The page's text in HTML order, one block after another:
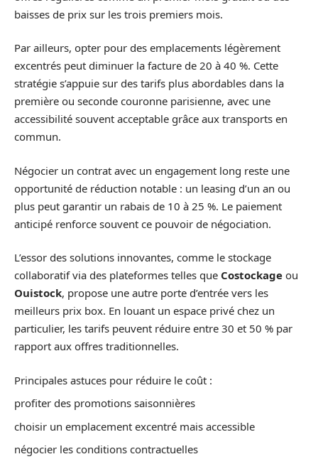
baisses de prix sur les trois premiers mois.
Par ailleurs, opter pour des emplacements légèrement
excentrés peut diminuer la facture de 20 à 40 %. Cette
stratégie s’appuie sur des tarifs plus abordables dans la
première ou seconde couronne parisienne, avec une
accessibilité souvent acceptable grâce aux transports en
commun.
Négocier un contrat avec un engagement long reste une
opportunité de réduction notable : un leasing d’un an ou
plus peut garantir un rabais de 10 à 25 %. Le paiement
anticipé renforce souvent ce pouvoir de négociation.
L’essor des solutions innovantes, comme le stockage
collaboratif via des plateformes telles que Costockage ou
Ouistock, propose une autre porte d’entrée vers les
meilleurs prix box. En louant un espace privé chez un
particulier, les tarifs peuvent réduire entre 30 et 50 % par
rapport aux offres traditionnelles.
Principales astuces pour réduire le coût :
profiter des promotions saisonnières
choisir un emplacement excentré mais accessible
négocier les conditions contractuelles